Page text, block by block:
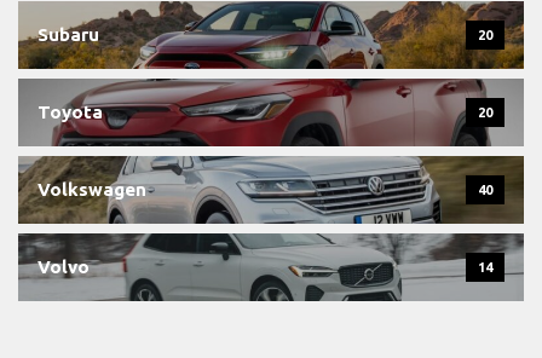
Subaru 20
Toyota 20
Volkswagen 40
Volvo 14